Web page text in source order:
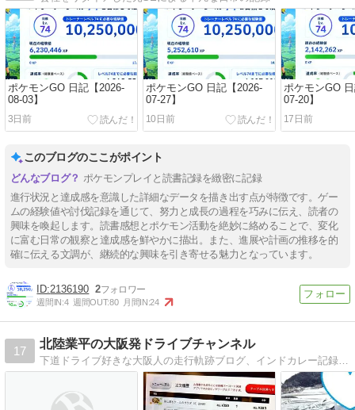
ポケモンGO 日記【2026-
08-03】
3日前
ポケモンGO 日記【2026-
07-27】
10日前
ポケモンGO
07-20】
17日前
このブログのここがポイント
ポケモンプレイと読書記録を緻密に記録
進行状況と達成感を意識した詳細なデータを描き出す点が特徴です。ゲー
ムの経験値や討伐記録を通じて、努力と成長の過程を巧みに伝え、読者の
興味を喚起します。読書感想とポケモン活動を絶妙に絡めることで、変化
に富む日常の観察と達成感を鮮やかに描出。また、進展や計画の推移を的
確に伝える文調が、継続的な興味を引き寄せる魅力となっています。
2136190 2
週間IN:4 週間OUT:80 月間IN:24
17
北陸業平の大阪発ドライブチャンネル
下道ドライブ好きな大阪人の走行軌跡ブログ、インドカレー記録、走行記録、温泉記録、グルメ記録など